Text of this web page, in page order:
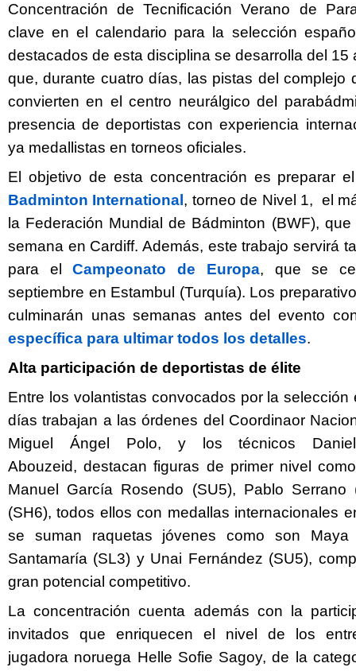
Concentración de Tecnificación Verano de
clave en el calendario para la selección
destacados de esta disciplina se desarrolla del 15
que, durante cuatro días, las pistas del complejo
convierten en el centro neurálgico del
presencia de deportistas con experiencia
ya medallistas en torneos oficiales.
El objetivo de esta concentración es preparar
Badminton International , torneo de Nivel 1, el
la Federación Mundial de Bádminton (BWF),
semana en Cardiff. Además, este trabajo servirá
para elCampeonato de Europa, que se
septiembre en Estambul (Turquía). Los
culminarán unas semanas antes del evento
específica para ultimar todos los detalles.
Alta participación de deportistas de élite
Entre los volantistas convocados por la
días trabajan a las órdenes del Coordinaor
Miguel Ángel Polo, y los técnicos
Abouzeid, destacan figuras de primer nivel
Manuel García Rosendo (SU5), Pablo
(SH6), todos ellos con medallas internacionales
se suman raquetas jóvenes como son Maya
Santamaría (SL3) y Unai Fernández (SU5),
gran potencial competitivo.
La concentración cuenta además con la
invitados que enriquecen el nivel de los
jugadora noruega Helle Sofie Sagoy, de la